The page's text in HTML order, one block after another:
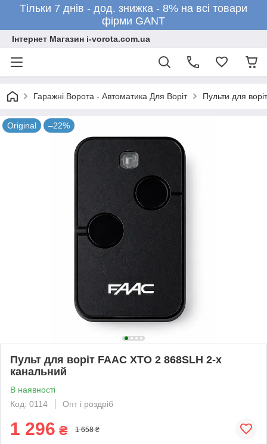
Тільки 7 днів - дод. знижка - 8% на всі товари
фірми GANT
Інтернет Магазин i-vorota.com.ua
Гаражні Ворота - Автоматика Для Воріт Пульти для
Original –22%
Пульт для воріт FAAC XTO 2 868SLH 2-х
канальний
В наявності
Код: 0114
Опт і роздріб
1 296 ₴ 1 658 ₴